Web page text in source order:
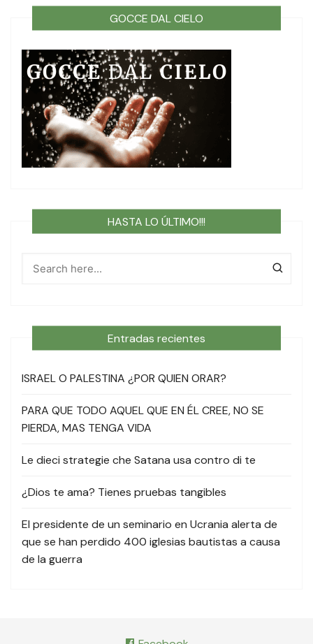
GOCCE DAL CIELO
HASTA LO ÚLTIMO!!!
Entradas recientes
ISRAEL O PALESTINA ¿POR QUIEN ORAR?
PARA QUE TODO AQUEL QUE EN ÉL CREE, NO SE
PIERDA, MAS TENGA VIDA
Le dieci strategie che Satana usa contro di te
¿Dios te ama? Tienes pruebas tangibles
El presidente de un seminario en Ucrania alerta de
que se han perdido 400 iglesias bautistas a causa
de la guerra